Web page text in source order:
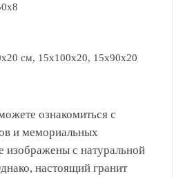
см, 15х100х20, 15х90х20
ознакомиться с
и мемориальных
изображены с натуральной
настоящий гранит